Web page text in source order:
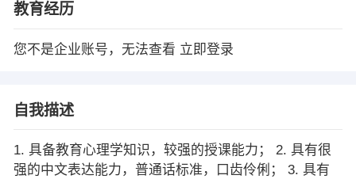
教育经历
您不是企业账号，无法查看 立即登录
自我描述
1. 具备教育心理学知识，较强的授课能力； 2. 具有很
强的中文表达能力，普通话标准，口齿伶俐； 3. 具有